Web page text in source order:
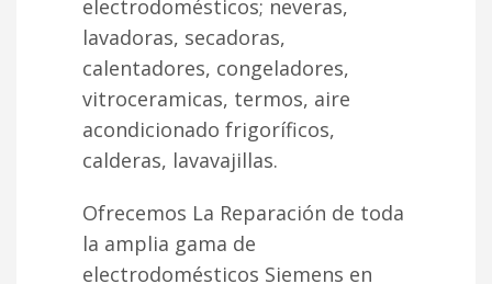
electrodomésticos; neveras,
lavadoras, secadoras,
calentadores, congeladores,
vitroceramicas, termos, aire
acondicionado frigoríficos,
calderas, lavavajillas.
Ofrecemos La Reparación de toda
la amplia gama de
electrodomésticos Siemens en